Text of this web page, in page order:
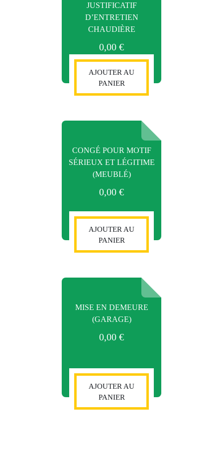
JUSTIFICATIF
D’ENTRETIEN
CHAUDIÈRE
0,00 €
AJOUTER AU
PANIER
CONGÉ POUR MOTIF
SÉRIEUX ET LÉGITIME
(MEUBLÉ)
0,00 €
AJOUTER AU
PANIER
MISE EN DEMEURE
(GARAGE)
0,00 €
AJOUTER AU
PANIER